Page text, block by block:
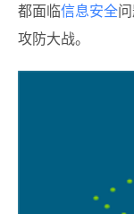
都面临信息安全
攻防大战。